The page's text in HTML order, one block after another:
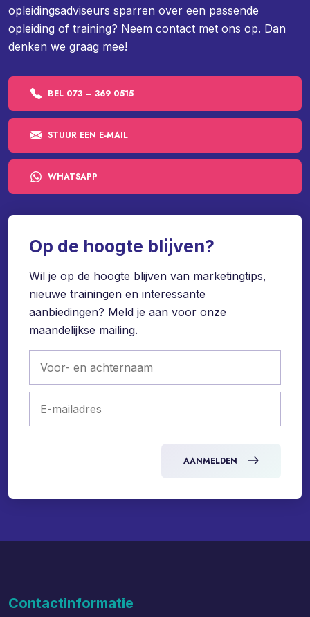
opleidingsadviseurs sparren over een passende
opleiding of training? Neem contact met ons op. Dan
denken we graag mee!
BEL 073 – 369 0515
STUUR EEN E-MAIL
WHATSAPP
Op de hoogte blijven?
Wil je op de hoogte blijven van marketingtips,
nieuwe trainingen en interessante
aanbiedingen? Meld je aan voor onze
maandelijkse mailing.
AANMELDEN
Contactinformatie